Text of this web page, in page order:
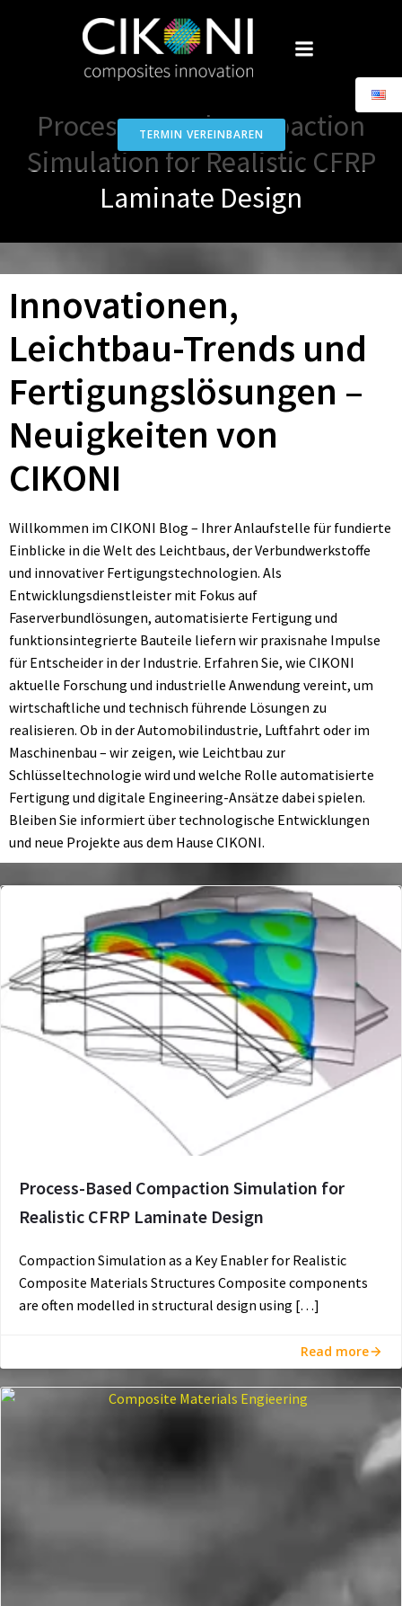
to
content
TERMIN VEREINBAREN
Process-Based Compaction
Simulation for Realistic CFRP
Laminate Design
Innovationen,
Leichtbau-Trends und
Fertigungslösungen –
Neuigkeiten von
CIKONI
Willkommen im CIKONI Blog – Ihrer Anlaufstelle für fundierte
Einblicke in die Welt des Leichtbaus, der Verbundwerkstoffe
und innovativer Fertigungstechnologien. Als
Entwicklungsdienstleister mit Fokus auf
Faserverbundlösungen, automatisierte Fertigung und
funktionsintegrierte Bauteile liefern wir praxisnahe Impulse
für Entscheider in der Industrie. Erfahren Sie, wie CIKONI
aktuelle Forschung und industrielle Anwendung vereint, um
wirtschaftliche und technisch führende Lösungen zu
realisieren. Ob in der Automobilindustrie, Luftfahrt oder im
Maschinenbau – wir zeigen, wie Leichtbau zur
Schlüsseltechnologie wird und welche Rolle automatisierte
Fertigung und digitale Engineering-Ansätze dabei spielen.
Bleiben Sie informiert über technologische Entwicklungen
und neue Projekte aus dem Hause CIKONI.
Process-Based Compaction Simulation for
Realistic CFRP Laminate Design
Compaction Simulation as a Key Enabler for Realistic
Composite Materials Structures Composite components
are often modelled in structural design using […]
Read more